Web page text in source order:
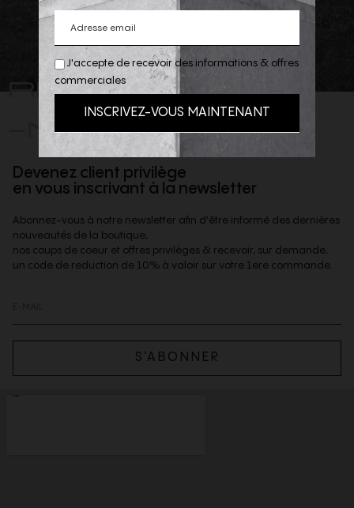
REJOIGNEZ
-NOUS
Devenez client privilège
en vous inscrivant à la newsletter
Abonnez-vous à notre newsletter afin d'être informé des dernières
nouveautés de la boutique,
nos coups de coeur et offres privilèges & recevoir, sur demande,
un code de reduction de 10% à valoir sur votre 1ere commande.
S’ABONNER
J'accepte de recevoir des informations & offres
commerciales